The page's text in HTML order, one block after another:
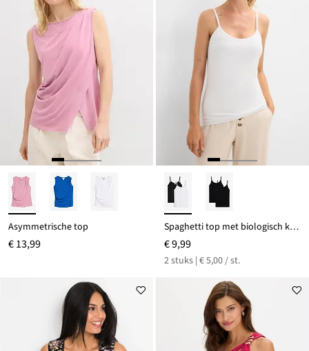
Asymmetrische top
€ 13,99
Spaghetti top met biologisch katoen (set van 2)
€ 9,99
2 stuks | € 5,00 / st.